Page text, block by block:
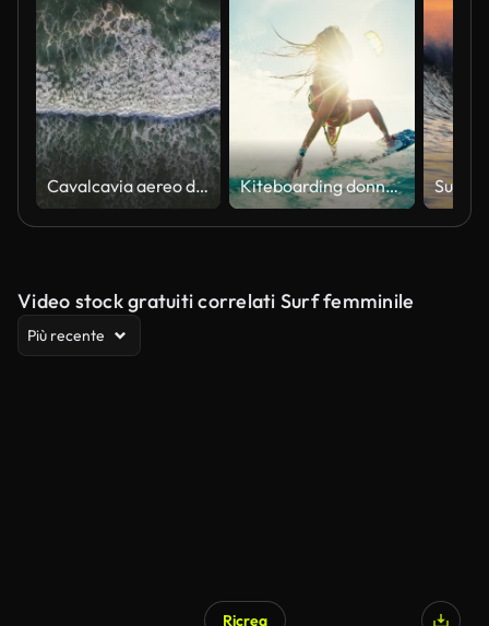
Cavalcavia aereo di un nuotatore solitario nell'Oceano Pacifico dalle scogliere di Torrey Pines a La Jolla / San Diego California Kiteboarding donna al tramonto
Video stock gratuiti correlati Surf femminile
Più recente
Ricrea